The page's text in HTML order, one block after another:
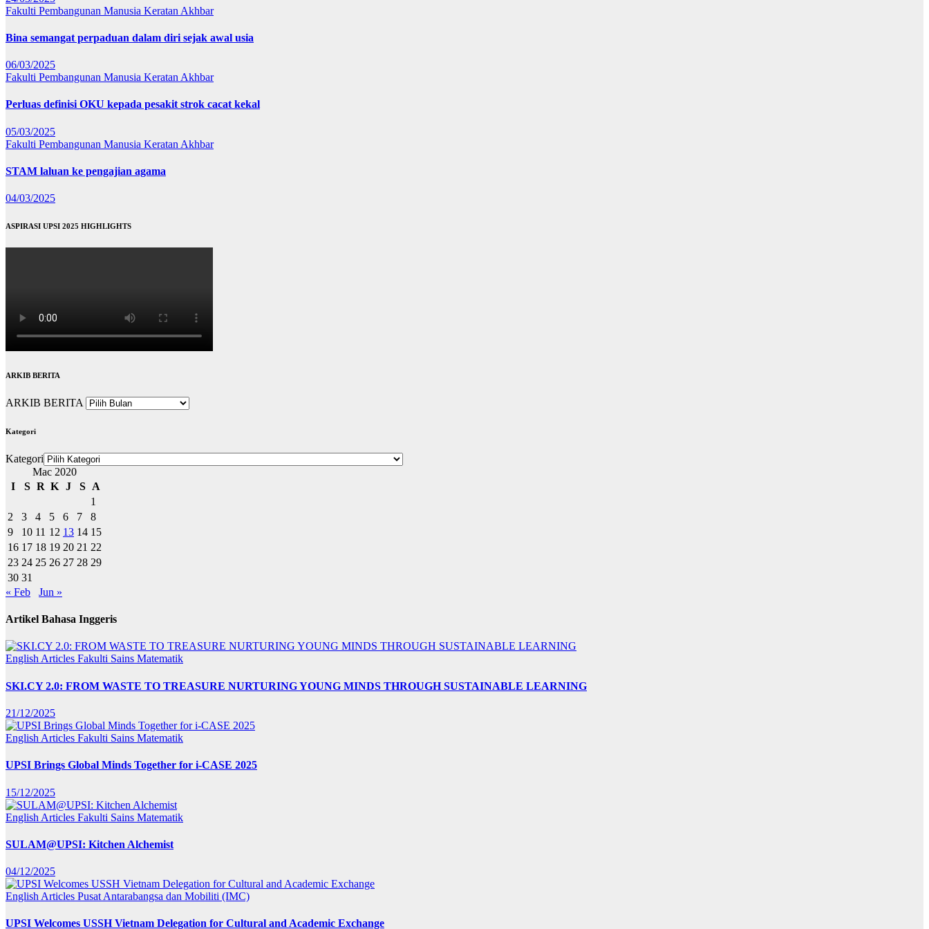
Fakulti Pembangunan Manusia Keratan Akhbar
Bina semangat perpaduan dalam diri sejak awal usia
06/03/2025
Fakulti Pembangunan Manusia Keratan Akhbar
Perluas definisi OKU kepada pesakit strok cacat kekal
05/03/2025
Fakulti Pembangunan Manusia Keratan Akhbar
STAM laluan ke pengajian agama
04/03/2025
ASPIRASI UPSI 2025 HIGHLIGHTS
ARKIB BERITA
ARKIB BERITA
Kategori
Kategori
Mac 2020
I
S R K J S
A
1
2
3 4 5 6 7
8
9
10 11 12 13 14 15
16 17 18 19 20 21 22
23 24 25 26 27 28 29
30 31
« Feb
Jun »
Artikel Bahasa Inggeris
English Articles Fakulti Sains Matematik
SKI.CY 2.0: FROM WASTE TO TREASURE NURTURING YOUNG MINDS THROUGH SUSTAINABLE LEARNING
21/12/2025
English Articles Fakulti Sains Matematik
UPSI Brings Global Minds Together for i-CASE 2025
15/12/2025
English Articles Fakulti Sains Matematik
SULAM@UPSI: Kitchen Alchemist
04/12/2025
English Articles Pusat Antarabangsa dan Mobiliti (IMC)
UPSI Welcomes USSH Vietnam Delegation for Cultural and Academic Exchange